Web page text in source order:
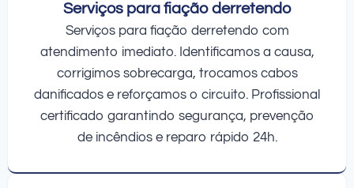
Serviços para fiação derretendo
Serviços para fiação derretendo com
atendimento imediato. Identificamos a causa,
corrigimos sobrecarga, trocamos cabos
danificados e reforçamos o circuito. Profissional
certificado garantindo segurança, prevenção
de incêndios e reparo rápido 24h.